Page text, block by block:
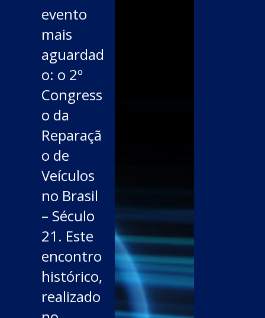
evento
mais
aguardad
o: o 2º
Congress
o da
Reparaçã
o de
Veículos
no Brasil
– Século
21. Este
encontro
histórico,
realizado